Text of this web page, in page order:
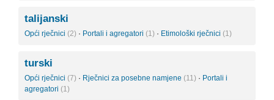
talijanski
Opći rječnici (2) · Portali i agregatori (1) · Etimološki rječnici (1)
turski
Opći rječnici (7) · Rječnici za posebne namjene (11) · Portali i
agregatori (1)